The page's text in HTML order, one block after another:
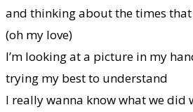
and thinking about the times that
(oh my love)
I’m looking at a picture in my
trying my best to understand
I really wanna know what we did